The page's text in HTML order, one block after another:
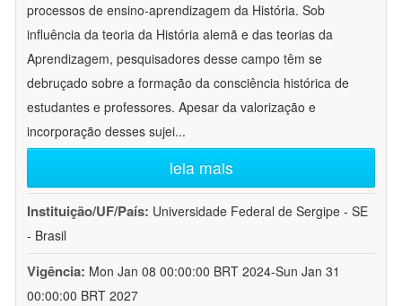
processos de ensino-aprendizagem da História. Sob
influência da teoria da História alemã e das teorias da
Aprendizagem, pesquisadores desse campo têm se
debruçado sobre a formação da consciência histórica de
estudantes e professores. Apesar da valorização e
incorporação desses sujei...
leia mais
Instituição/UF/País: Universidade Federal de Sergipe - SE
- Brasil
Vigência: Mon Jan 08 00:00:00 BRT 2024-Sun Jan 31
00:00:00 BRT 2027